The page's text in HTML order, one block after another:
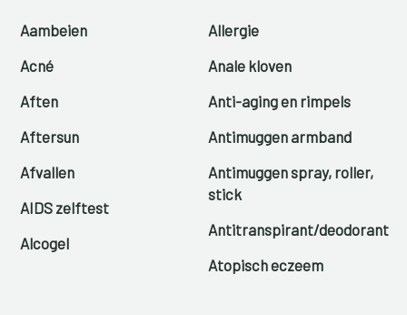
Aambeien
Acné
Aften
Aftersun
Afvallen
AIDS zelftest
Alcogel
Allergie
Anale kloven
Anti-aging en rimpels
Antimuggen armband
Antimuggen spray, roller,
stick
Antitranspirant/deodorant
Atopisch eczeem